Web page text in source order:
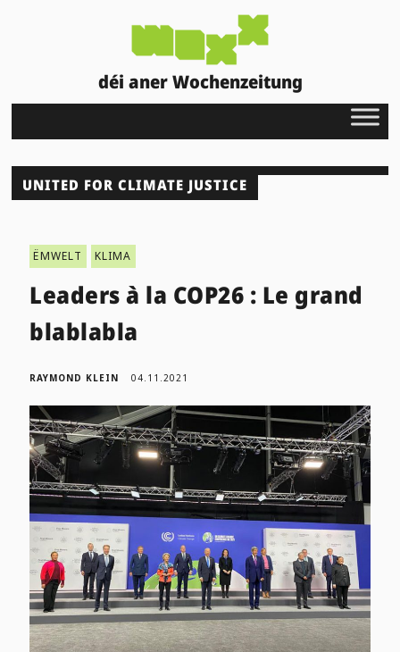
déi aner Wochenzeitung
UNITED FOR CLIMATE JUSTICE
ËMWELT KLIMA
Leaders à la COP26 : Le grand
blablabla
RAYMOND KLEIN 04.11.2021